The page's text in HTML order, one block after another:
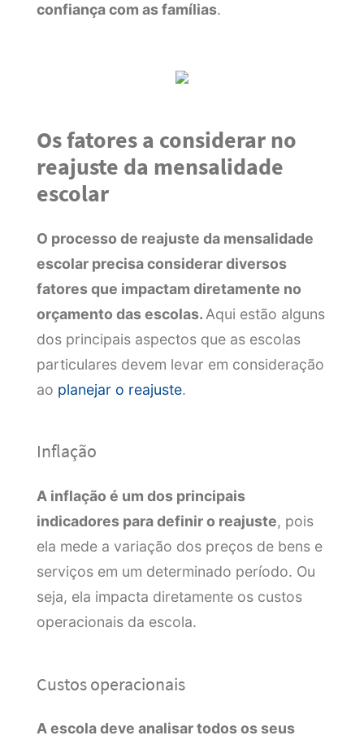
confiança com as famílias.
Os fatores a considerar no
reajuste da mensalidade
escolar
O processo de reajuste da mensalidade
escolar precisa considerar diversos
fatores que impactam diretamente no
orçamento das escolas. Aqui estão alguns
dos principais aspectos que as escolas
particulares devem levar em consideração
ao planejar o reajuste.
Inflação
A inflação é um dos principais
indicadores para definir o reajuste, pois
ela mede a variação dos preços de bens e
serviços em um determinado período. Ou
seja, ela impacta diretamente os custos
operacionais da escola.
Custos operacionais
A escola deve analisar todos os seus